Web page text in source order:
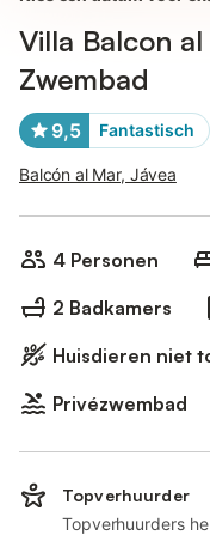
Villa Balcon
Zwembad
9,5 Fantastisch
Balcón al Mar, Jávea
4 Personen
2 Badkamers
Huisdieren niet
Privézwembad
Topverhuurder
Topverhuurders